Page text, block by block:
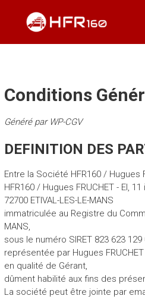
content
HFR160
Modélisme ferroviaire à l'échelle N
Conditions
Généré par WP-CGV
DEFINITION DES
Entre la Société HFR160 / Hugues
HFR160 / Hugues FRUCHET - EI,
72700 ETIVAL-LES-LE-MANS
immatriculée au Registre du
MANS,
sous le numéro SIRET 823 623 129
représentée par Hugues FRUCHET
en qualité de Gérant,
dûment habilité aux fins des
La société peut être jointe par